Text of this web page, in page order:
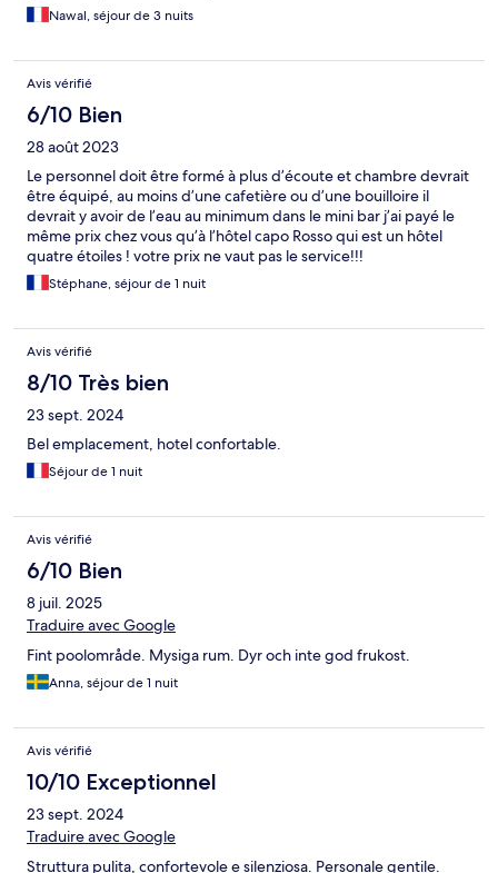
Nawal, séjour de 3 nuits
Avis vérifié
6/10 Bien
28 août 2023
Le personnel doit être formé à plus d’écoute et chambre devrait
être équipé, au moins d’une cafetière ou d’une bouilloire il
devrait y avoir de l’eau au minimum dans le mini bar j’ai payé le
même prix chez vous qu’à l’hôtel capo Rosso qui est un hôtel
quatre étoiles ! votre prix ne vaut pas le service!!!
Stéphane, séjour de 1 nuit
Avis vérifié
8/10 Très bien
23 sept. 2024
Bel emplacement, hotel confortable.
Séjour de 1 nuit
Avis vérifié
6/10 Bien
8 juil. 2025
Traduire avec Google
Fint poolområde. Mysiga rum. Dyr och inte god frukost.
Anna, séjour de 1 nuit
Avis vérifié
10/10 Exceptionnel
23 sept. 2024
Traduire avec Google
Struttura pulita, confortevole e silenziosa. Personale gentile.